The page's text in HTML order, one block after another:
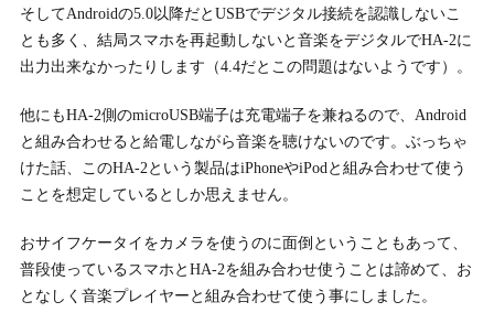
そしてAndroidの5.0以降だとUSBでデジタル接続を認識しないこ
とも多く、結局スマホを再起動しないと音楽をデジタルでHA-2に
出力出来なかったりします（4.4だとこの問題はないようです）。
他にもHA-2側のmicroUSB端子は充電端子を兼ねるので、Android
と組み合わせると給電しながら音楽を聴けないのです。ぶっちゃ
けた話、このHA-2という製品はiPhoneやiPodと組み合わせて使う
ことを想定しているとしか思えません。
おサイフケータイをカメラを使うのに面倒ということもあって、
普段使っているスマホとHA-2を組み合わせ使うことは諦めて、お
となしく音楽プレイヤーと組み合わせて使う事にしました。